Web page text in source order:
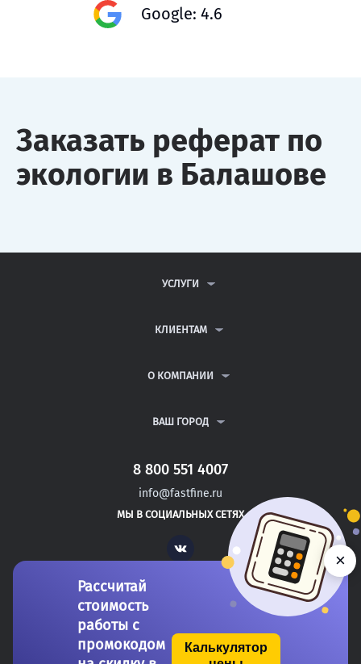
Google: 4.6
Заказать реферат по
экологии в Балашове
УСЛУГИ
ДИПЛОМНЫЕ РАБОТЫ
РЕФЕРАТЫ
КЛИЕНТАМ
ВОПРОСЫ И ОТВЕТЫ
ПОЛИТИКА КОНФИДЕНЦИАЛЬНОСТИ
О КОМПАНИИ
КОНТАКТЫ
ВАШ ГОРОД
САНКТ-ПЕТЕРБУРГ
ЗЛАТОУСТ
КАМЫШИН
8 800 551 4007
info@fastfine.ru
МЫ В СОЦИАЛЬНЫХ СЕТЯХ
Vk
Рассчитай
стоимость
работы с
промокодом
Калькулятор
×